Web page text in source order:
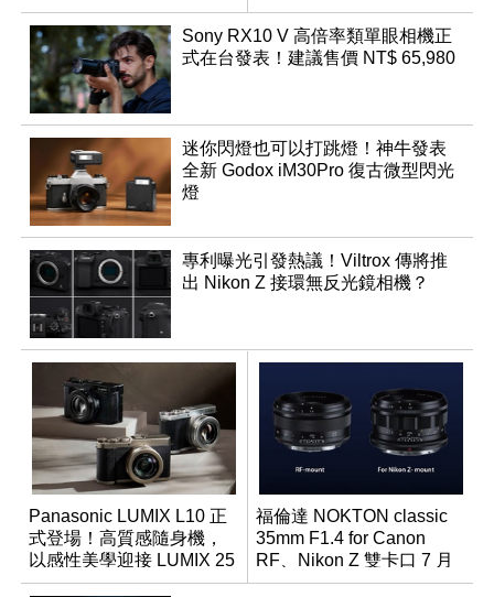
幻規格
鬆
Sony RX10 V 高倍率類單眼相機正
式在台發表！建議售價 NT$ 65,980
迷你閃燈也可以打跳燈！神牛發表
全新 Godox iM30Pro 復古微型閃光
燈
專利曝光引發熱議！Viltrox 傳將推
出 Nikon Z 接環無反光鏡相機？
Panasonic LUMIX L10 正
式登場！高質感隨身機，
以感性美學迎接 LUMIX 25
週年
福倫達 NOKTON classic
35mm F1.4 for Canon
RF、Nikon Z 雙卡口 7 月
同步登台